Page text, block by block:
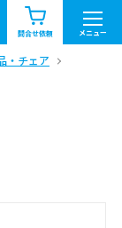
問合せ依頼 メニュー
せ一覧
合せ
・チェア